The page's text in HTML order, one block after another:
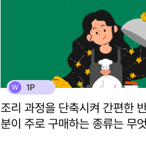
W 1P
조리 과정을 단축시켜 간편한
분이 주로 구매하는 종류는 무